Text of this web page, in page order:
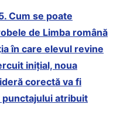
Cum se poate
de Limba română
în care elevul revine
inițial, noua
corectă va fi
atribuit